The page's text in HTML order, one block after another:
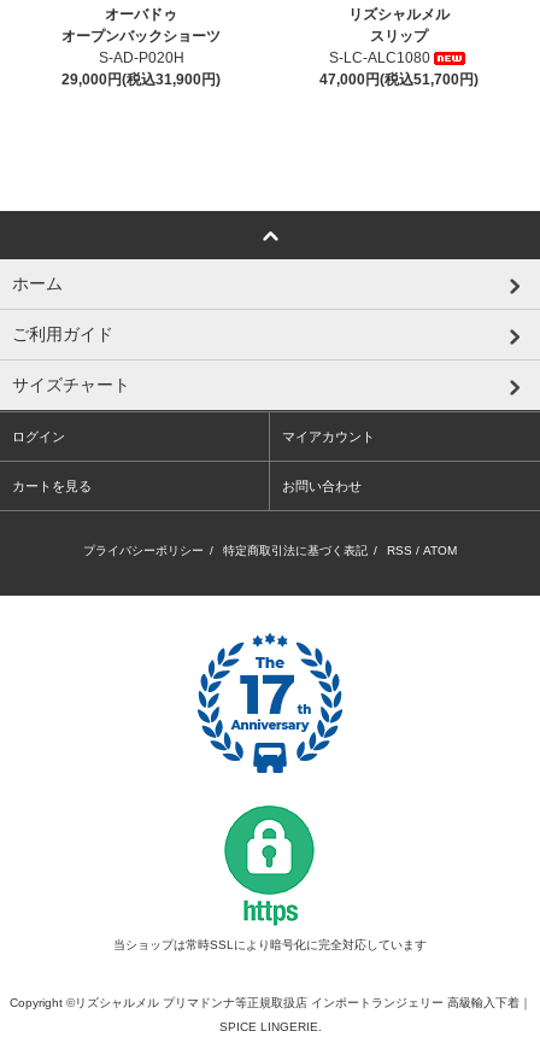
オーバドゥ
オープンバックショーツ
S-AD-P020H
29,000円(税込31,900円)
リズシャルメル
スリップ
S-LC-ALC1080
47,000円(税込51,700円)
ホーム
ご利用ガイド
サイズチャート
ログイン マイアカウント
カートを見る お問い合わせ
プライバシーポリシー / 特定商取引法に基づく表記 / RSS / ATOM
当ショップは常時SSLにより暗号化に完全対応しています
Copyright ©リズシャルメル プリマドンナ等正規取扱店 インポートランジェリー 高級輸入下着｜
SPICE LINGERIE.